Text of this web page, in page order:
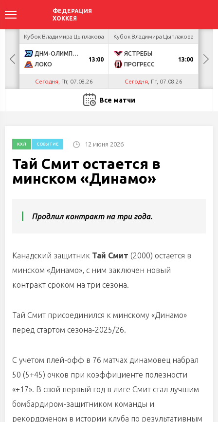
Кубок Владимира Цыплакова
ДНМ-ОЛИМПИК
ЛОКО
13:00
Сегодня , Пт, 07.08.26
Кубок Владимира Цыплакова
ЯСТРЕБЫ
ПРОГРЕСС
13:00
Сегодня , Пт, 07.08.26
Все матчи
КХЛ СОБЫТИЕ 12 июня 2026
Тай Смит остается в
минском «Динамо»
Продлил контракт на три года.
Канадский защитник Тай Смит (2000) остается в
минском «Динамо», с ним заключен новый
контракт сроком на три сезона.
Тай Смит присоединился к минскому «Динамо»
перед стартом сезона-2025/26.
С учетом плей-офф в 76 матчах динамовец набрал
50 (5+45) очков при коэффициенте полезности
«+17». В свой первый год в лиге Смит стал лучшим
бомбардиром-защитником команды и
рекордсменом в истории клуба по результативным